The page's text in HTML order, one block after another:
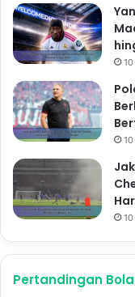
Pertandingan Bola